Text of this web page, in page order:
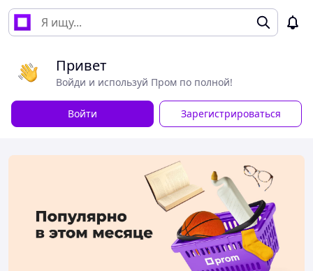
Привет
Войди и используй Пром по полной!
Войти Зарегистрироваться